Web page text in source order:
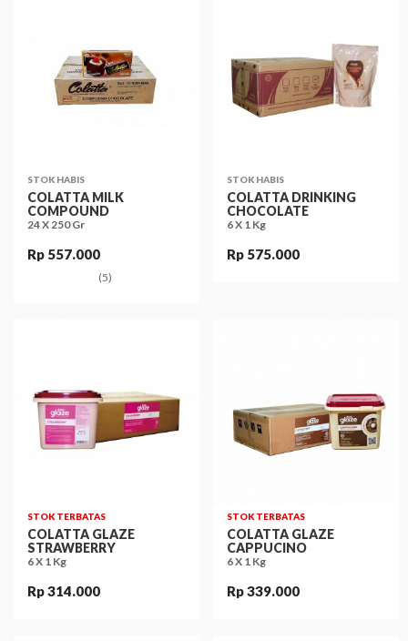
STOK HABIS
COLATTA MILK
COMPOUND
24 X 250 Gr
Rp 557.000
(5)
STOK HABIS
COLATTA DRINKING
CHOCOLATE
6 X 1 Kg
Rp 575.000
STOK TERBATAS
COLATTA GLAZE
STRAWBERRY
6 X 1 Kg
Rp 314.000
STOK TERBATAS
COLATTA GLAZE
CAPPUCINO
6 X 1 Kg
Rp 339.000